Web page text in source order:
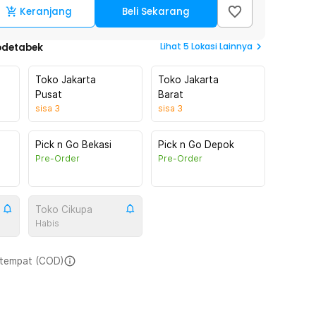
Keranjang Beli Sekarang
Lihat 5 Lokasi Lainnya
Toko Jakarta
Pusat
sisa 3
Toko Jakarta
Barat
sisa 3
Pick n Go Bekasi
Pre-Order
Pick n Go Depok
Pre-Order
Toko Cikupa
Habis
(COD)